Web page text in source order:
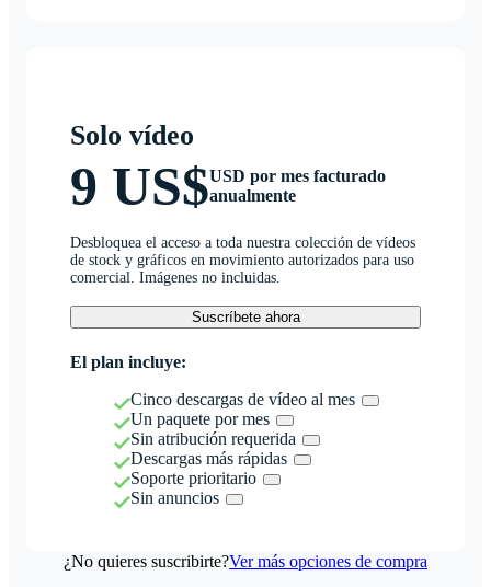
Solo vídeo
9 US$USD por mes facturado
anualmente
Desbloquea el acceso a toda nuestra colección de vídeos
de stock y gráficos en movimiento autorizados para uso
comercial. Imágenes no incluidas.
Suscríbete ahora
El plan incluye:
Cinco descargas de vídeo al mes
Un paquete por mes
Sin atribución requerida
Descargas más rápidas
Soporte prioritario
Sin anuncios
¿No quieres suscribirte?Ver más opciones de compra